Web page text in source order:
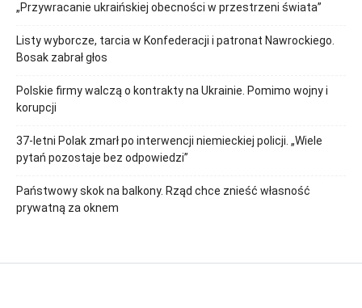
„Przywracanie ukraińskiej obecności w przestrzeni świata”
Listy wyborcze, tarcia w Konfederacji i patronat Nawrockiego.
Bosak zabrał głos
Polskie firmy walczą o kontrakty na Ukrainie. Pomimo wojny i
korupcji
37-letni Polak zmarł po interwencji niemieckiej policji. „Wiele
pytań pozostaje bez odpowiedzi”
Państwowy skok na balkony. Rząd chce znieść własność
prywatną za oknem